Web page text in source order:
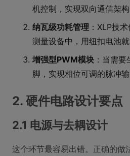
机控制，实现双向通信架构
纳瓦级功耗管理 ：XLP技
测量设备中，用纽扣电池
增强型PWM模块 ：当需
脚，实现相位可调的脉冲输
2. 硬件电路设计要点
2.1 电源与去耦设计
这个环节最容易出错。正确的做